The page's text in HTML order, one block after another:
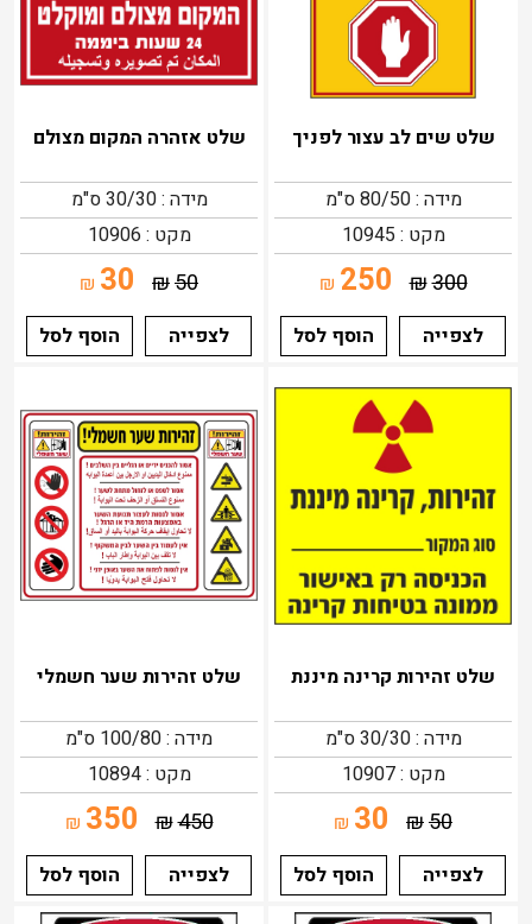
שלט שים לב עצור לפניך
מידה : 80/50 ס"מ
מקט : 10945
300
₪
250
₪
לצפייה
הוסף לסל
שלט אזהרה המקום מצולם
מידה : 30/30 ס"מ
מקט : 10906
50
₪
30
₪
לצפייה
הוסף לסל
שלט זהירות קרינה מיננת
מידה : 30/30 ס"מ
מקט : 10907
50
₪
30
₪
לצפייה
הוסף לסל
שלט זהירות שער חשמלי
מידה : 100/80 ס"מ
מקט : 10894
450
₪
350
₪
לצפייה
הוסף לסל